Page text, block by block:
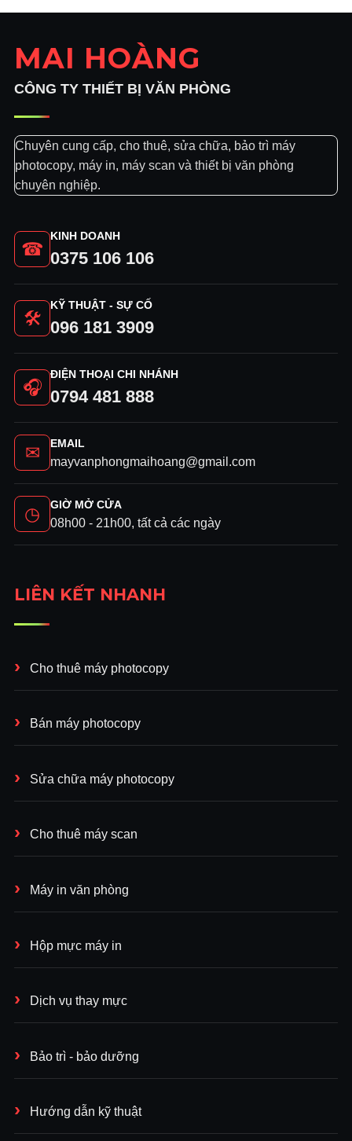
MAI HOÀNG
CÔNG TY THIẾT BỊ VĂN PHÒNG
Chuyên cung cấp, cho thuê, sửa chữa, bảo trì máy
photocopy, máy in, máy scan và thiết bị văn phòng
chuyên nghiệp.
☎
KINH DOANH
0375 106 106
🛠
KỸ THUẬT - SỰ CỐ
096 181 3909
🎧
ĐIỆN THOẠI CHI NHÁNH
0794 481 888
✉ EMAIL
mayvanphongmaihoang@gmail.com
◷ GIỜ MỞ CỬA
08h00 - 21h00, tất cả các ngày
LIÊN KẾT NHANH
Cho thuê máy photocopy
Bán máy photocopy
Sửa chữa máy photocopy
Cho thuê máy scan
Máy in văn phòng
Hộp mực máy in
Dịch vụ thay mực
Bảo trì - bảo dưỡng
Hướng dẫn kỹ thuật